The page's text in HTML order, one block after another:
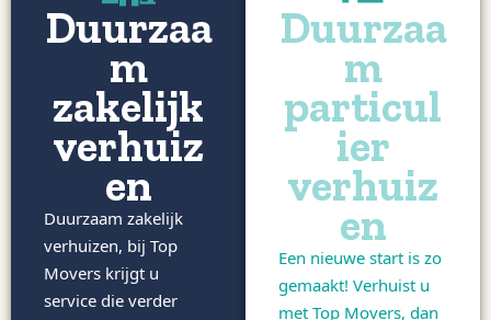
Duurzaa
m
zakelijk
verhuiz
en
Duurzaam zakelijk
verhuizen, bij Top
Movers krijgt u
service die verder
Duurzaa
m
particul
ier
verhuiz
en
Een nieuwe start is zo
gemaakt! Verhuist u
met Top Movers, dan